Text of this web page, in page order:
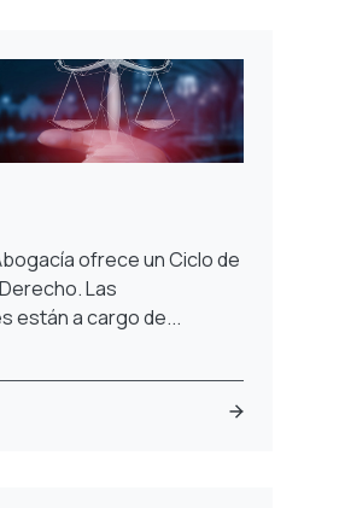
ofrece un Ciclo de
Las
están a cargo de...